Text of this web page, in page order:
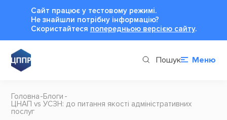
Сайт працює у тестовому режимі.
Не знайшли потрібну інформацію?
Cкористайтеся попередньою версією сайту.
Пошук Меню
Головна Блоги
ЦНАП vs УСЗН: до питання якості адміністративних
послуг